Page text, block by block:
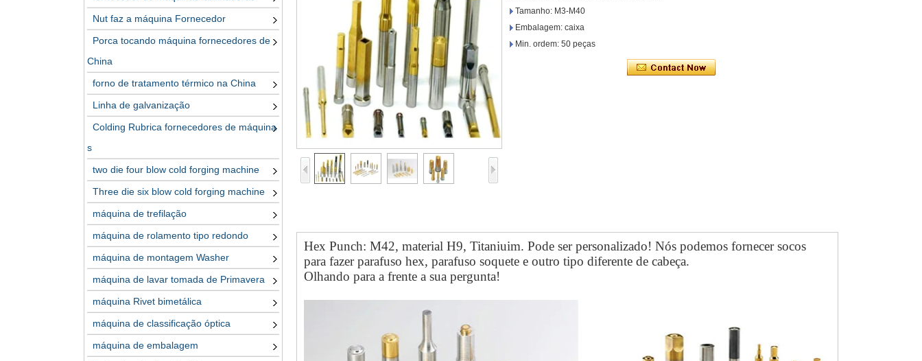
Nut faz a máquina Fornecedor
Porca tocando máquina fornecedores de
China
forno de tratamento térmico na China
Linha de galvanização
Colding Rubrica fornecedores de máquina
s
two die four blow cold forging machine
Three die six blow cold forging machine
máquina de trefilação
máquina de rolamento tipo redondo
máquina de montagem Washer
máquina de lavar tomada de Primavera
máquina Rivet bimetálica
máquina de classificação óptica
máquina de embalagem
Tamanho: M3-M40
Embalagem: caixa
Min. ordem: 50 peças
Hex Punch: M42, material H9, Titaniuim. Pode ser personalizado! Nós podemos fornecer socos
para fazer parafuso hex, parafuso soquete e outro tipo diferente de cabeça.
Olhando para a frente a sua pergunta!